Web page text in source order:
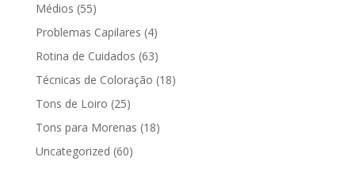
Médios (55)
Problemas Capilares (4)
Rotina de Cuidados (63)
Técnicas de Coloração (18)
Tons de Loiro (25)
Tons para Morenas (18)
Uncategorized (60)